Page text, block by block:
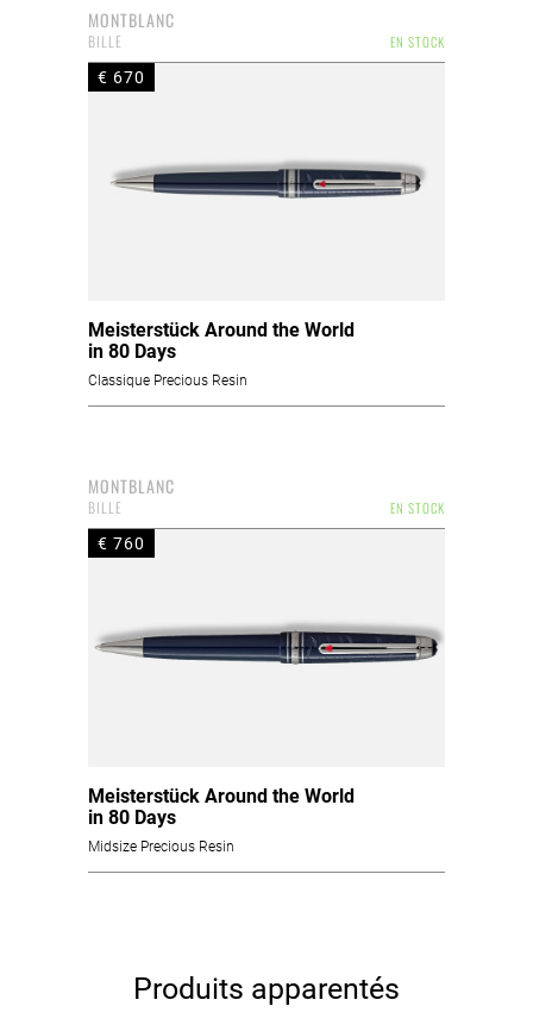
MONTBLANC
EN STOCK
BILLE
€ 670
Meisterstück Around the World
in 80 Days
Classique Precious Resin
MONTBLANC
EN STOCK
BILLE
€ 760
Meisterstück Around the World
in 80 Days
Midsize Precious Resin
Produits apparentés